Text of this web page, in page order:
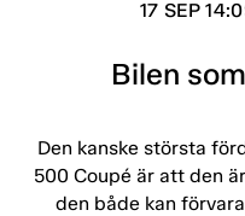
17 SEP
Bilen
Den kanske största
500 Coupé är att den
den både kan